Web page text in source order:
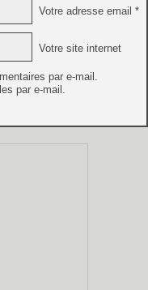
Votre adresse email *
Votre site internet
par e-mail.
par e-mail.